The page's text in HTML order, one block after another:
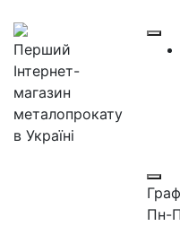
Перший
Інтернет-
магазин
металопрокату
в Україні
Пн-